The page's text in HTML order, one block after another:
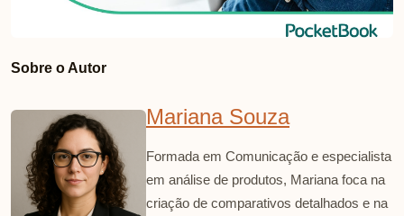
Sobre o Autor
Mariana Souza
Formada em Comunicação e especialista
em análise de produtos, Mariana foca na
criação de comparativos detalhados e na